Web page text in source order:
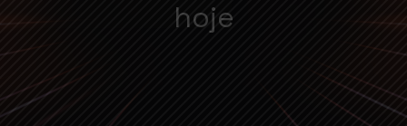
hoje